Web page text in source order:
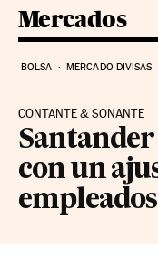
Mercados
BOLSA MERCADO DIVISAS
CONTANTE & SONANTE
con un
empleados